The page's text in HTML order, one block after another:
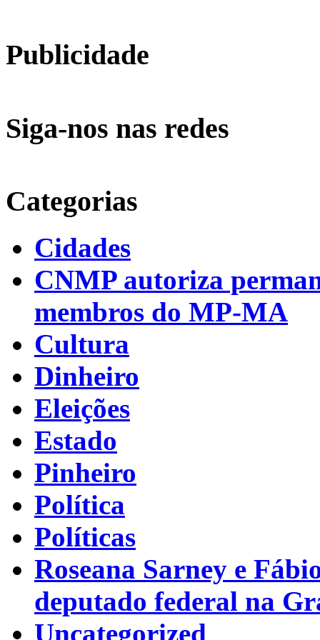
Publicidade
Siga-nos nas redes
Categorias
Cidades
CNMP autoriza
membros do MP-MA
Cultura
Dinheiro
Eleições
Estado
Pinheiro
Política
Políticas
Roseana Sarney e
deputado federal na
Uncategorized